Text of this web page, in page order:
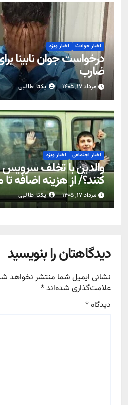
اخبار حوادث اخبار ویژه
درخواست جوان نابینا
ضارب
مرداد ۱۷, ۱۴۰۵ یکتا طالبی
اخبار اجتماعی اخبار ویژه
والدین با تخلف
کنند؟/ از هزینه اضافه
مرداد ۱۷, ۱۴۰۵ یکتا طالبی
دیدگاهتان را بنویسید
نشانی ایمیل شما منتشر نخواهد
علامت‌گذاری شده‌اند*
دیدگاه*